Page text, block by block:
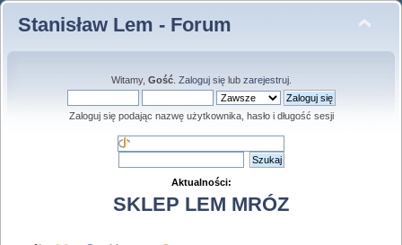
Stanisław Lem - Forum
Witamy, Gość. Zaloguj sięlub zarejestruj.
Zaloguj się podając nazwę użytkownika, hasło i długość sesji
Aktualności:
SKLEP LEM MRÓZ